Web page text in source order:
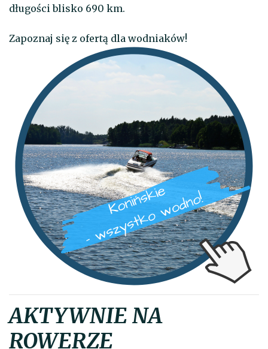
długości blisko 690 km.
Zapoznaj się z ofertą dla wodniaków!
AKTYWNIE NA
ROWERZE